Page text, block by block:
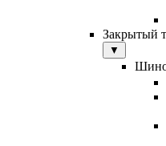
Закрытый
▼